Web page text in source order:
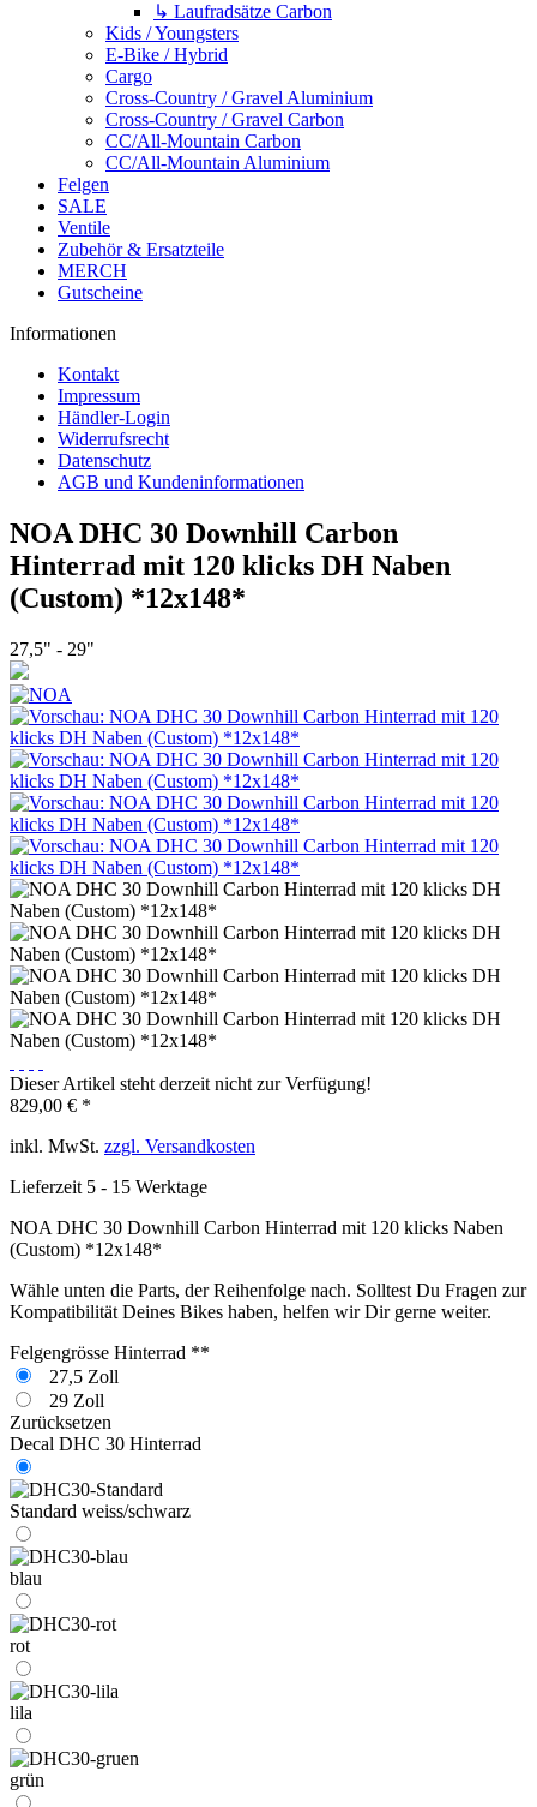
↳ Laufradsätze Carbon
Kids / Youngsters
E-Bike / Hybrid
Cargo
Cross-Country / Gravel Aluminium
Cross-Country / Gravel Carbon
CC/All-Mountain Carbon
CC/All-Mountain Aluminium
Felgen
SALE
Ventile
Zubehör & Ersatzteile
MERCH
Gutscheine
Informationen
Kontakt
Impressum
Händler-Login
Widerrufsrecht
Datenschutz
AGB und Kundeninformationen
NOA DHC 30 Downhill Carbon
Hinterrad mit 120 klicks DH Naben
(Custom) *12x148*
27,5" - 29"
Dieser Artikel steht derzeit nicht zur Verfügung!
829,00 € *
inkl. MwSt. zzgl. Versandkosten
Lieferzeit 5 - 15 Werktage
NOA DHC 30 Downhill Carbon Hinterrad mit 120 klicks Naben
(Custom) *12x148*
Wähle unten die Parts, der Reihenfolge nach. Solltest Du Fragen zur
Kompatibilität Deines Bikes haben, helfen wir Dir gerne weiter.
Felgengrösse Hinterrad **
27,5 Zoll
29 Zoll
Zurücksetzen
Decal DHC 30 Hinterrad
Standard weiss/schwarz
blau
rot
lila
grün